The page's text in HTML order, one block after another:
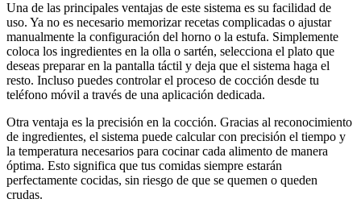
Una de las principales ventajas de este sistema es su facilidad de
uso. Ya no es necesario memorizar recetas complicadas o ajustar
manualmente la configuración del horno o la estufa. Simplemente
coloca los ingredientes en la olla o sartén, selecciona el plato que
deseas preparar en la pantalla táctil y deja que el sistema haga el
resto. Incluso puedes controlar el proceso de cocción desde tu
teléfono móvil a través de una aplicación dedicada.
Otra ventaja es la precisión en la cocción. Gracias al reconocimiento
de ingredientes, el sistema puede calcular con precisión el tiempo y
la temperatura necesarios para cocinar cada alimento de manera
óptima. Esto significa que tus comidas siempre estarán
perfectamente cocidas, sin riesgo de que se quemen o queden
crudas.